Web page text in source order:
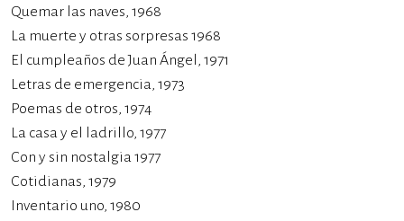
Quemar las naves, 1968
La muerte y otras sorpresas 1968
El cumpleaños de Juan Ángel, 1971
Letras de emergencia, 1973
Poemas de otros, 1974
La casa y el ladrillo, 1977
Con y sin nostalgia 1977
Cotidianas, 1979
Inventario uno, 1980